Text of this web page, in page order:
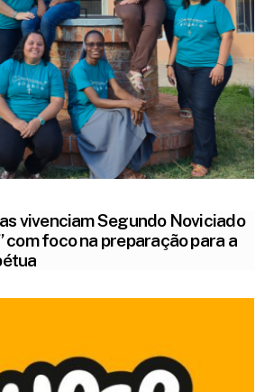
vivenciam Segundo Noviciado
com foco na preparação para a